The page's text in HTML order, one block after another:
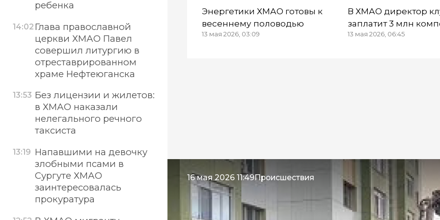
Энергетики ХМАО готовы к
весеннему половодью
13 мая 2026, 03:09
В ХМАО директор
заплатит 3 млн
по иску матери
13 мая 2026, 06:45
16 мая 2026 11:49Происшествия
ребенка
14:02 Глава православной
церкви ХМАО Павел
совершил литургию в
отреставрированном
храме Нефтеюганска
13:53 Без лицензии и жилетов:
в ХМАО наказали
нелегального речного
таксиста
13:19 Напавшими на девочку
злобными псами в
Сургуте ХМАО
заинтересовалась
прокуратура